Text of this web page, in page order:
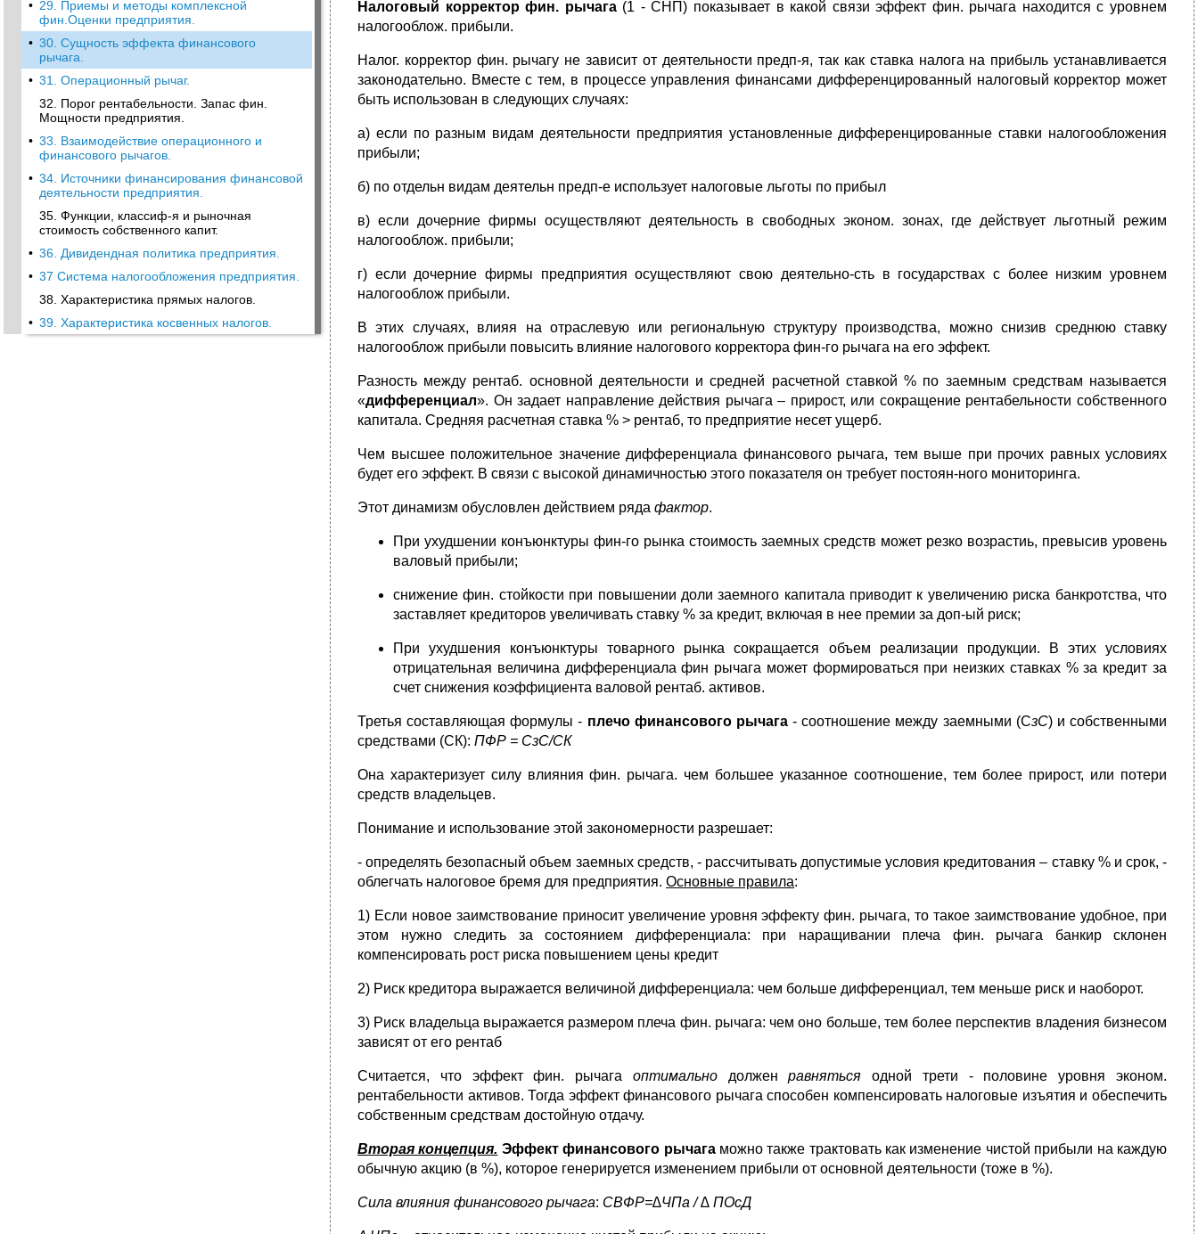
• 29. Приемы и методы комплексной
фин.Оценки предприятия.
• 30. Сущность эффекта финансового
рычага.
• 31. Операционный рычаг.
32. Порог рентабельности. Запас фин.
Мощности предприятия.
• 33. Взаимодействие операционного и
финансового рычагов.
• 34. Источники финансирования финансовой
деятельности предприятия.
35. Функции, классиф-я и рыночная
стоимость собственного капит.
• 36. Дивидендная политика предприятия.
• 37 Система налогообложения предприятия.
38. Характеристика прямых налогов.
• 39. Характеристика косвенных налогов.
Налоговый корректор фин. рычага(1 - СНП) показывает в какой связи эффект фин. рычага находится с уровнем
налогооблож. прибыли.
Налог. корректор фин. рычагу не зависит от деятельности предп-я, так как ставка налога на прибыль устанавливается
законодательно. Вместе с тем, в процессе управления финансами дифференцированный налоговый корректор может
быть использован в следующих случаях:
а) если по разным видам деятельности предприятия установленные дифференцированные ставки налогообложения
прибыли;
б) по отдельн видам деятельн предп-е использует налоговые льготы по прибыл
в) если дочерние фирмы осуществляют деятельность в свободных эконом. зонах, где действует льготный режим
налогооблож. прибыли;
г) если дочерние фирмы предприятия осуществляют свою деятельно-сть в государствах с более низким уровнем
налогооблож прибыли.
В этих случаях, влияя на отраслевую или региональную структуру производства, можно снизив среднюю ставку
налогооблож прибыли повысить влияние налогового корректора фин-го рычага на его эффект.
Разность между рентаб. основной деятельности и средней расчетной ставкой % по заемным средствам называется
«дифференциал». Он задает направление действия рычага – прирост, или сокращение рентабельности собственного
капитала. Средняя расчетная ставка % > рентаб, то предприятие несет ущерб.
Чем высшее положительное значение дифференциала финансового рычага, тем выше при прочих равных условиях
будет его эффект. В связи с высокой динамичностью этого показателя он требует постоян-ного мониторинга.
Этот динамизм обусловлен действием ряда фактор.
При ухудшении конъюнктуры фин-го рынка стоимость заемных средств может резко возрастиь, превысив уровень
валовый прибыли;
снижение фин. стойкости при повышении доли заемного капитала приводит к увеличению риска банкротства, что
заставляет кредиторов увеличивать ставку % за кредит, включая в нее премии за доп-ый риск;
При ухудшения конъюнктуры товарного рынка сокращается объем реализации продукции. В этих условиях
отрицательная величина дифференциала фин рычага может формироваться при неизких ставках % за кредит за
счет снижения коэффициента валовой рентаб. активов.
Третья составляющая формулы - плечо финансового рычага- соотношение между заемными (СзС) и собственными
средствами (СК): ПФР = СзС/СК
Она характеризует силу влияния фин. рычага. чем большее указанное соотношение, тем более прирост, или потери
средств владельцев.
Понимание и использование этой закономерности разрешает:
- определять безопасный объем заемных средств, - рассчитывать допустимые условия кредитования – ставку % и срок, -
облегчать налоговое бремя для предприятия. Основные правила:
1) Если новое заимствование приносит увеличение уровня эффекту фин. рычага, то такое заимствование удобное, при
этом нужно следить за состоянием дифференциала: при наращивании плеча фин. рычага банкир склонен
компенсировать рост риска повышением цены кредит
2) Риск кредитора выражается величиной дифференциала: чем больше дифференциал, тем меньше риск и наоборот.
3) Риск владельца выражается размером плеча фин. рычага: чем оно больше, тем более перспектив владения бизнесом
зависят от его рентаб
Считается, что эффект фин. рычага оптимальнодолженравняться одной трети - половине уровня эконом.
рентабельности активов. Тогда эффект финансового рычага способен компенсировать налоговые изъятия и обеспечить
собственным средствам достойную отдачу.
Вторая концепция. Эффект финансового рычагаможно также трактовать как изменение чистой прибыли на каждую
обычную акцию (в %), которое генерируется изменением прибыли от основной деятельности (тоже в %).
Сила влияния финансового рычага: СВФР=∆ЧПа / ∆ ПОсД